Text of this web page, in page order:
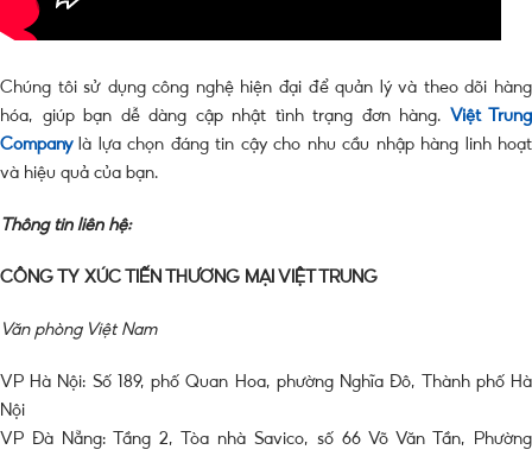
Chúng tôi sử dụng công nghệ hiện đại để quản lý và theo dõi hàng
hóa, giúp bạn dễ dàng cập nhật tình trạng đơn hàng.
Việt Trung
Companylà lựa chọn đáng tin cậy cho nhu cầu nhập hàng linh hoạt
và hiệu quả của bạn.
Thông tin liên hệ:
CÔNG TY XÚC TIẾN THƯƠNG MẠI VIỆT TRUNG
Văn phòng Việt Nam
VP Hà Nội: Số 189, phố Quan Hoa, phường Nghĩa Đô, Thành phố Hà
Nội
VP Đà Nẵng: Tầng 2, Tòa nhà Savico, số 66 Võ Văn Tần, Phường